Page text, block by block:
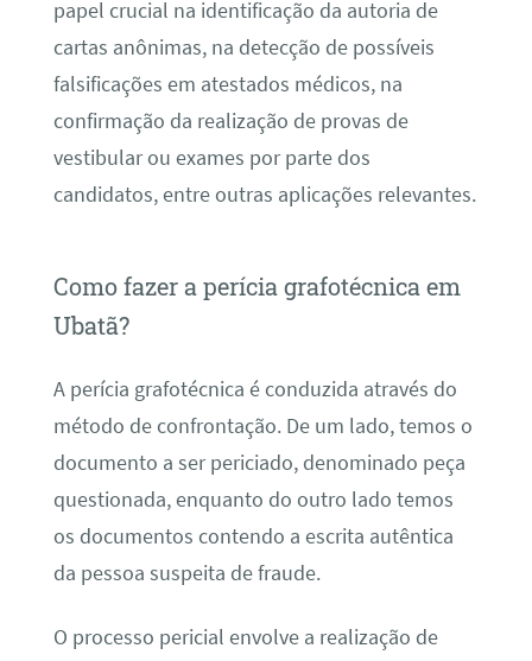
papel crucial na identificação da autoria de
cartas anônimas, na detecção de possíveis
falsificações em atestados médicos, na
confirmação da realização de provas de
vestibular ou exames por parte dos
candidatos, entre outras aplicações relevantes.
Como fazer a perícia grafotécnica em
Ubatã?
A perícia grafotécnica é conduzida através do
método de confrontação. De um lado, temos o
documento a ser periciado, denominado peça
questionada, enquanto do outro lado temos
os documentos contendo a escrita autêntica
da pessoa suspeita de fraude.
O processo pericial envolve a realização de